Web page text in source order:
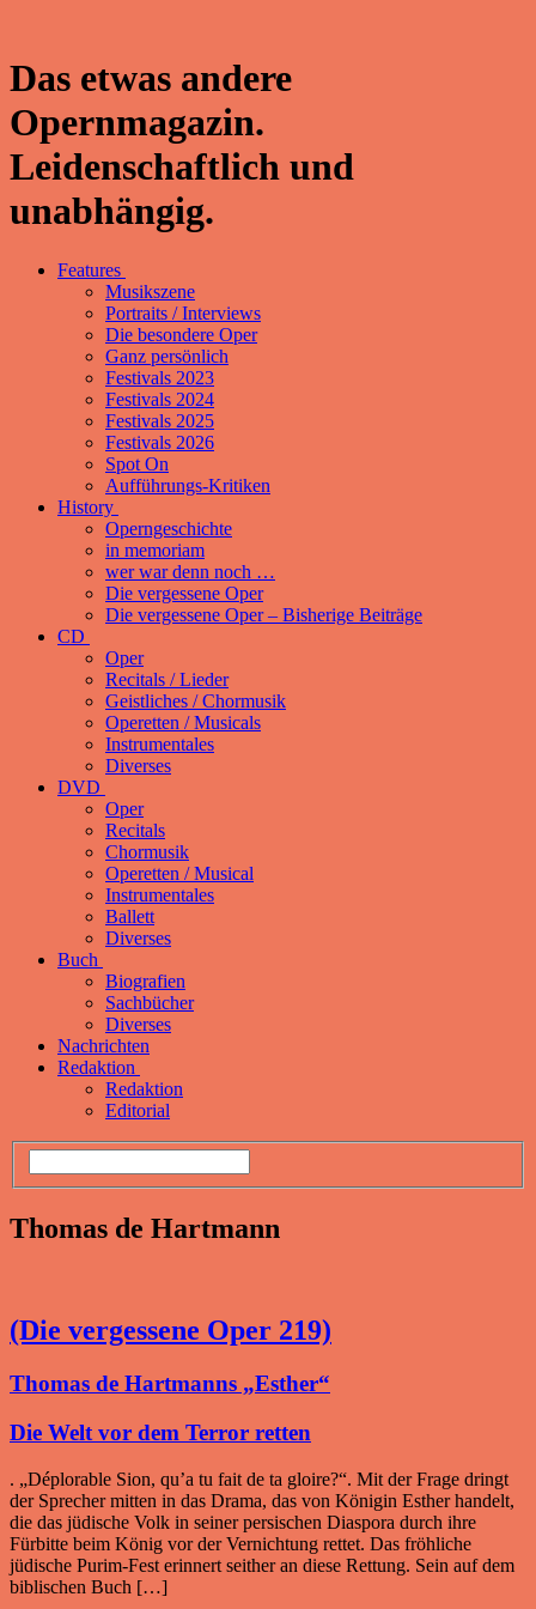
Das etwas andere
Opernmagazin.
Leidenschaftlich und
unabhängig.
Features
Musikszene
Portraits / Interviews
Die besondere Oper
Ganz persönlich
Festivals 2023
Festivals 2024
Festivals 2025
Festivals 2026
Spot On
Aufführungs-Kritiken
History
Operngeschichte
in memoriam
wer war denn noch …
Die vergessene Oper
Die vergessene Oper – Bisherige Beiträge
CD
Oper
Recitals / Lieder
Geistliches / Chormusik
Operetten / Musicals
Instrumentales
Diverses
DVD
Oper
Recitals
Chormusik
Operetten / Musical
Instrumentales
Ballett
Diverses
Buch
Biografien
Sachbücher
Diverses
Nachrichten
Redaktion
Redaktion
Editorial
Thomas de Hartmann
(Die vergessene Oper 219)
Thomas de Hartmanns „Esther“
Die Welt vor dem Terror retten
. „Déplorable Sion, qu’a tu fait de ta gloire?“. Mit der Frage dringt
der Sprecher mitten in das Drama, das von Königin Esther handelt,
die das jüdische Volk in seiner persischen Diaspora durch ihre
Fürbitte beim König vor der Vernichtung rettet. Das fröhliche
jüdische Purim-Fest erinnert seither an diese Rettung. Sein auf dem
biblischen Buch […]